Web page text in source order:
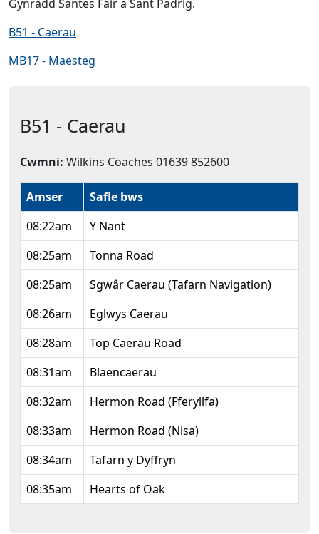
Gynradd Santes Fair a Sant Padrig.
B51 - Caerau
MB17 - Maesteg
B51 - Caerau
Cwmni: Wilkins Coaches 01639 852600
Amser
Safle bws
08:22am
Y Nant
08:25am
Tonna Road
08:25am
Sgwâr Caerau (Tafarn Navigation)
08:26am
Eglwys Caerau
08:28am
Top Caerau Road
08:31am
Blaencaerau
08:32am
Hermon Road (Fferyllfa)
08:33am
Hermon Road (Nisa)
08:34am
Tafarn y Dyffryn
08:35am
Hearts of Oak